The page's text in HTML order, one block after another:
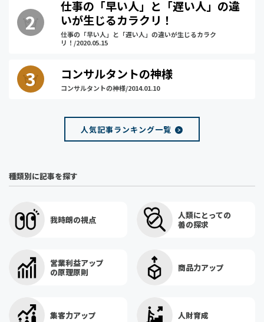
仕事の「早い人」と「遅い人」の違
いが生じるカラクリ！
仕事の「早い人」と「遅い人」の違いが生じるカラク
リ！/2020.05.15
コンサルタントの神様
コンサルタントの神様/2014.01.10
人気記事ランキング一覧
種類別に記事を探す
我時朗の視点
人類にとっての
善の探求
営業利益アップ
の原理原則
商品力アップ
集客力アップ 人財育成